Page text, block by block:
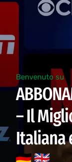
Benvenuto su
– Il
Italiana